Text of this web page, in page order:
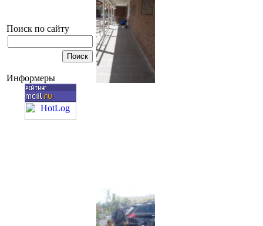
Поиск по сайту
Информеры